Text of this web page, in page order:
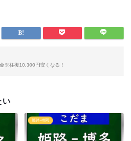
※往復10,300円安くなる！
い
姫路-福岡